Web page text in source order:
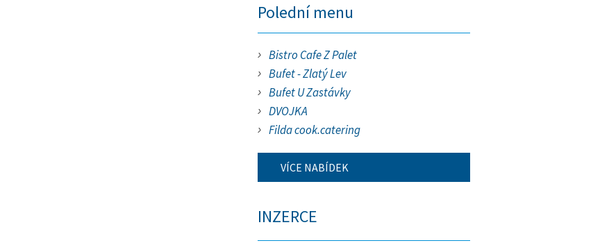
Polední menu
Bistro Cafe Z Palet
Bufet - Zlatý Lev
Bufet U Zastávky
DVOJKA
Filda cook.catering
VÍCE NABÍDEK
INZERCE